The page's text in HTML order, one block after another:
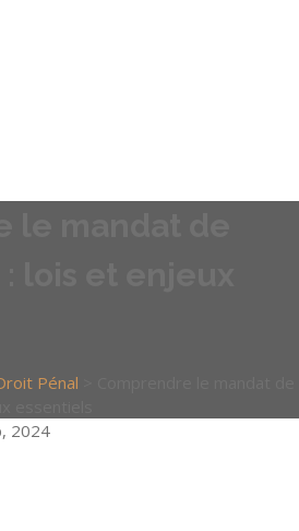
Pénal
2024